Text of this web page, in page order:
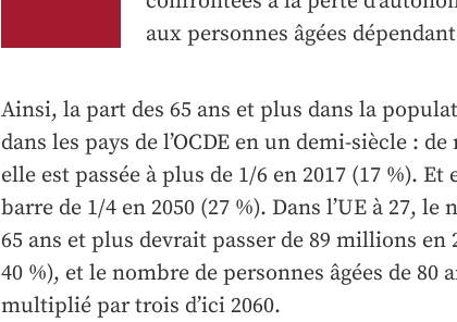
aux personnes âgées
Ainsi, la part des 65 ans et plus dans la
dans les pays de l’OCDE en un demi-siècle :
elle est passée à plus de 1/6 en 2017 (17 %).
barre de 1/4 en 2050 (27 %). Dans l’UE à 27,
65 ans et plus devrait passer de 89 millions en
40 %), et le nombre de personnes âgées de
multiplié par trois d’ici 2060.